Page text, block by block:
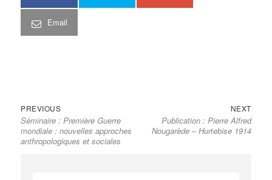
Email
Navigation
de
l’article
PREVIOUSPrevious
post:
Séminaire : Première Guerre
mondiale : nouvelles approches
anthropologiques et sociales
NEXTNext
post:
Publication : Pierre Alfred
Nougarède – Hurtebise 1914